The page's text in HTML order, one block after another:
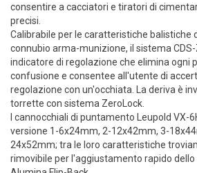
consentire a cacciatori e tiratori di
precisi.
Calibrabile per le caratteristiche balistiche
connubio arma-munizione, il sistema
indicatore di regolazione che elimina ogni
confusione e consentee all'utente di
regolazione con un'occhiata. La deriva è
torrette con sistema ZeroLock.
I cannocchiali di puntamento Leupold VX-
versione 1-6x24mm, 2-12x42mm, 3-
24x52mm; tra le loro caratteristiche
rimovibile per l'aggiustamento rapido